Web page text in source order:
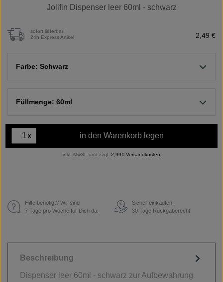
Jolifin Dispenser leer 60ml - schwarz
sofort lieferbar!
24h Express Artikel
2,49 €
Farbe: Schwarz
Füllmenge: 60ml
x in den Warenkorb legen
inkl. MwSt. und zzgl. 2,99€ Versandkosten
Hilfe benötigt? Wir sind
7 Tage pro Woche für Dich da.
€
Sicher einkaufen.
30 Tage Rückgaberecht
Beschreibung
Dispenser leer 60ml - schwarz zur Aufbewahrung